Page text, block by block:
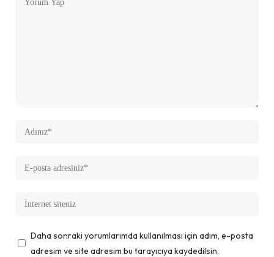
Daha sonraki yorumlarımda kullanılması için adım, e-posta
adresim ve site adresim bu tarayıcıya kaydedilsin.